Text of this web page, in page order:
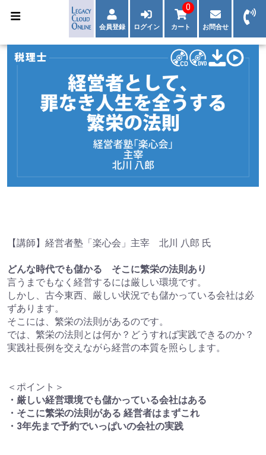
会員登録 ログイン カート
0
お問合せ
【講師】経営者塾「楽心会」主宰 北川 八郎 氏
どんな時代でも儲かる そこに繁栄の法則あり
言うまでもなく経営するには厳しい環境です。
しかし、古今東西、厳しい状況でも儲かっている会社は必
ずあります。
そこには、繁栄の法則があるのです。
では、繁栄の法則とは何か？どうすれば実践できるのか？
実践社長例を交えながら経営の本質を照らします。
＜ポイント＞
・厳しい経営環境でも儲かっている会社はある
・そこに繁栄の法則がある 経営者はまずこれ
・3年先まで予約でいっぱいの会社の実践